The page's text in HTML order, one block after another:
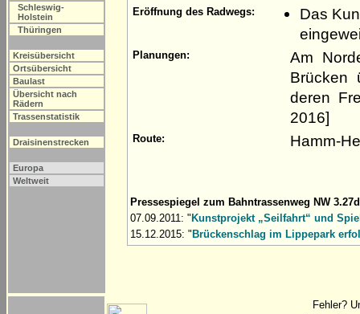
Schleswig-
Holstein
Thüringen
Kreisübersicht
Ortsübersicht
Baulast
Übersicht nach
Rädern
Trassenstatistik
Draisinenstrecken
Europa
Weltweit
Eröffnung des Radwegs:
Das
Planungen:
Am
Brücken
deren
2016]
Route: Hamm-
Pressespiegel zum Bahntrassenweg NW 3.27d
07.09.2011: "Kunstprojekt „Seilfahrt“ und
15.12.2015: "Brückenschlag im Lippepark
Fehler?